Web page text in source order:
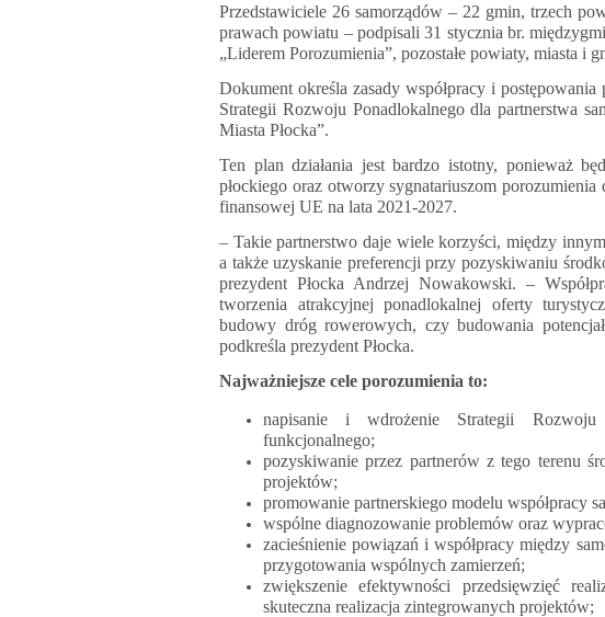
Przedstawiciele 26 samorządów – 22 gmin, trzech
prawach powiatu – podpisali 31 stycznia br.
„Liderem Porozumienia”, pozostałe powiaty, miasta i
Dokument określa zasady współpracy i
Strategii Rozwoju Ponadlokalnego dla partnerstwa
Miasta Płocka”.
Ten plan działania jest bardzo istotny, ponieważ
płockiego oraz otworzy sygnatariuszom
finansowej UE na lata 2021-2027.
– Takie partnerstwo daje wiele korzyści, między
a także uzyskanie preferencji przy pozyskiwaniu
prezydent Płocka Andrzej Nowakowski. –
tworzenia atrakcyjnej ponadlokalnej oferty
budowy dróg rowerowych, czy budowania
podkreśla prezydent Płocka.
Najważniejsze cele porozumienia to:
napisanie i wdrożenie Strategii Rozwoju
funkcjonalnego;
pozyskiwanie przez partnerów z tego terenu
projektów;
promowanie partnerskiego modelu współpracy
wspólne diagnozowanie problemów oraz
zacieśnienie powiązań i współpracy między
przygotowania wspólnych zamierzeń;
zwiększenie efektywności przedsięwzięć
skuteczna realizacja zintegrowanych projektów;